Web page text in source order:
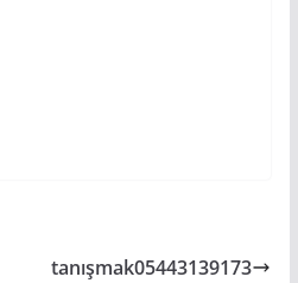
tanışmak05443139173